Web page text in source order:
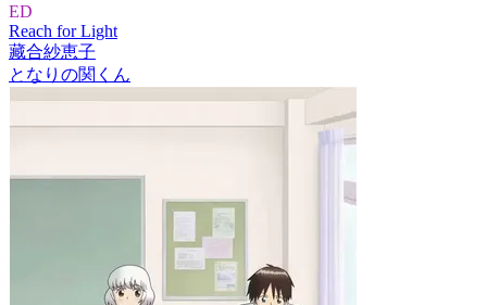
ED
Reach for Light
藏合紗恵子
となりの関くん